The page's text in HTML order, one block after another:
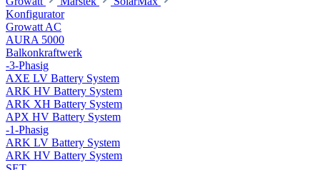
Konfigurator
Growatt AC
AURA 5000
Balkonkraftwerk
-3-Phasig
AXE LV Battery System
ARK HV Battery System
ARK XH Battery System
APX HV Battery System
-1-Phasig
ARK LV Battery System
ARK HV Battery System